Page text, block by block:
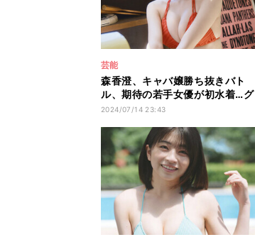
芸能
森香澄、キャバ嬢勝ち抜きバト
ル、期待の若手女優が初水着…グ
ラビア9連発
2024/07/14 23:43